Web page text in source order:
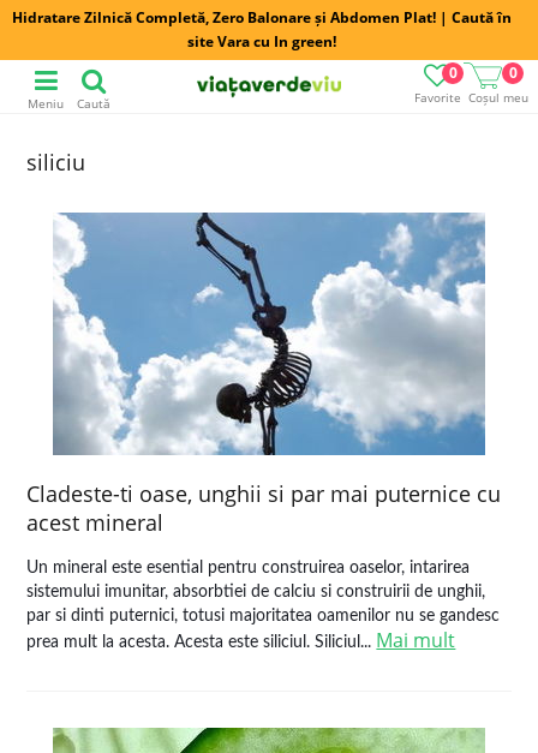
Hidratare Zilnică Completă, Zero Balonare și Abdomen Plat! | Caută în
site Vara cu In green!
Favorite
0
Coșul meu
0
Meniu Caută
siliciu
Cladeste-ti oase, unghii si par mai puternice cu
acest mineral
Un mineral este esential pentru construirea oaselor, intarirea
sistemului imunitar, absorbtiei de calciu si construirii de unghii,
par si dinti puternici, totusi majoritatea oamenilor nu se gandesc
prea mult la acesta. Acesta este siliciul. Siliciul... Mai mult